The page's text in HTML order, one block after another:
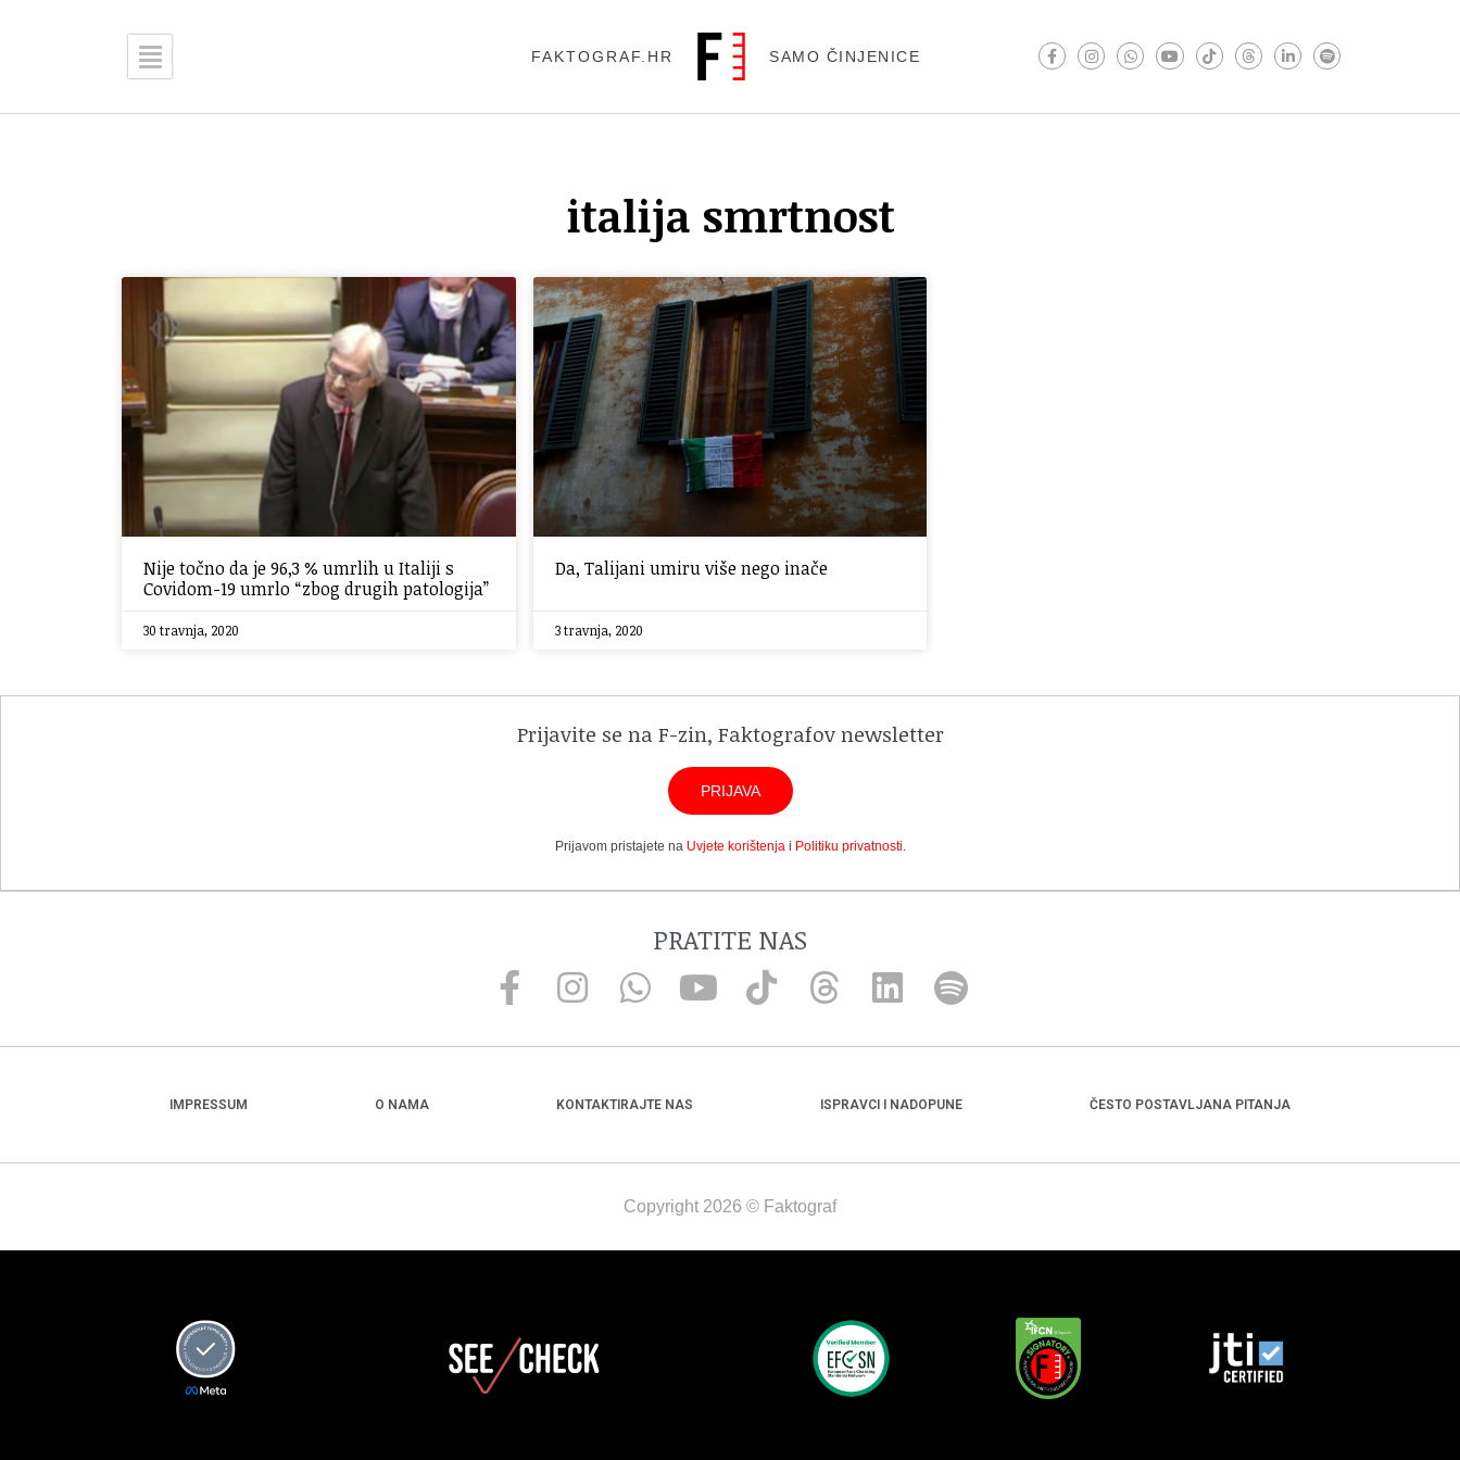
FAKTOGRAF.HR SAMO ČINJENICE
italija smrtnost
Nije točno da je 96,3 % umrlih u Italiji s
Covidom-19 umrlo “zbog drugih patologija”
30 travnja, 2020
Da, Talijani umiru više nego inače
3 travnja, 2020
Prijavite se na F-zin, Faktografov newsletter
PRIJAVA
Prijavom pristajete na Uvjete korištenjai Politiku privatnosti.
PRATITE NAS
IMPRESSUM O NAMA KONTAKTIRAJTE NAS ISPRAVCI I NADOPUNE ČESTO POSTAVLJANA PITANJA
Copyright 2026 © Faktograf